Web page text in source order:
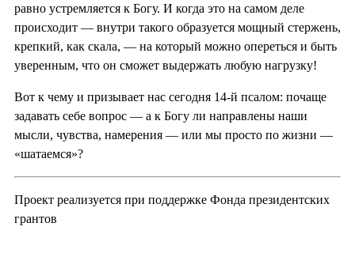
равно устремляется к Богу. И когда это на самом деле
происходит — внутри такого образуется мощный стержень,
крепкий, как скала, — на который можно опереться и быть
уверенным, что он сможет выдержать любую нагрузку!
Вот к чему и призывает нас сегодня 14-й псалом: почаще
задавать себе вопрос — а к Богу ли направлены наши
мысли, чувства, намерения — или мы просто по жизни —
«шатаемся»?
Проект реализуется при поддержке Фонда президентских
грантов